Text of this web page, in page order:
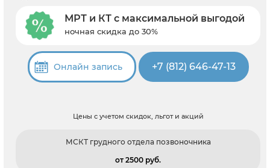
МРТ и КТ с максимальной выгодой
ночная скидка до 30%
Онлайн запись +7 (812) 646-47-13
Цены с учетом скидок, льгот и акций
МСКТ грудного отдела позвоночника
от 2500 pуб.